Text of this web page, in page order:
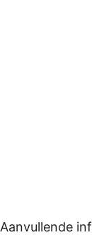
Aanvullende